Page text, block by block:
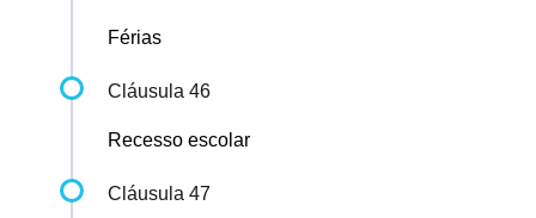
Férias
Cláusula 46
Recesso escolar
Cláusula 47